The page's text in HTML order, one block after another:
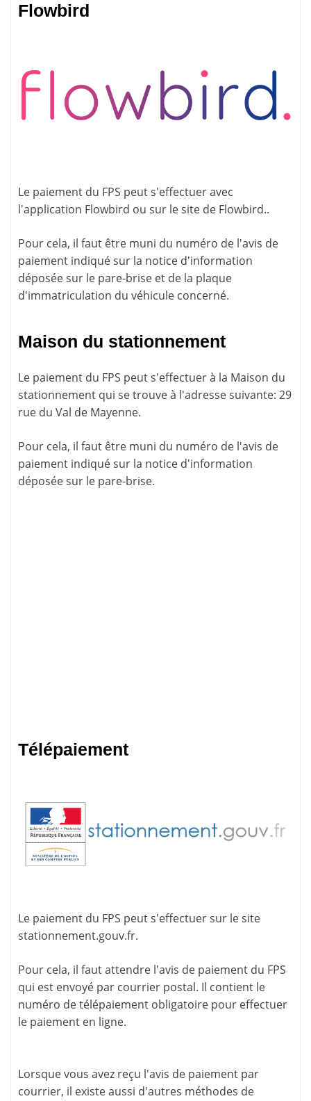
Flowbird
Le paiement du FPS peut s'effectuer avec
l'application Flowbird ou sur le site de Flowbird..
Pour cela, il faut être muni du numéro de l'avis de
paiement indiqué sur la notice d'information
déposée sur le pare-brise et de la plaque
d'immatriculation du véhicule concerné.
Maison du stationnement
Le paiement du FPS peut s'effectuer à la Maison du
stationnement qui se trouve à l'adresse suivante: 29
rue du Val de Mayenne.
Pour cela, il faut être muni du numéro de l'avis de
paiement indiqué sur la notice d'information
déposée sur le pare-brise.
Télépaiement
Le paiement du FPS peut s'effectuer sur le site
stationnement.gouv.fr.
Pour cela, il faut attendre l'avis de paiement du FPS
qui est envoyé par courrier postal. Il contient le
numéro de télépaiement obligatoire pour effectuer
le paiement en ligne.
Lorsque vous avez reçu l'avis de paiement par
courrier, il existe aussi d'autres méthodes de